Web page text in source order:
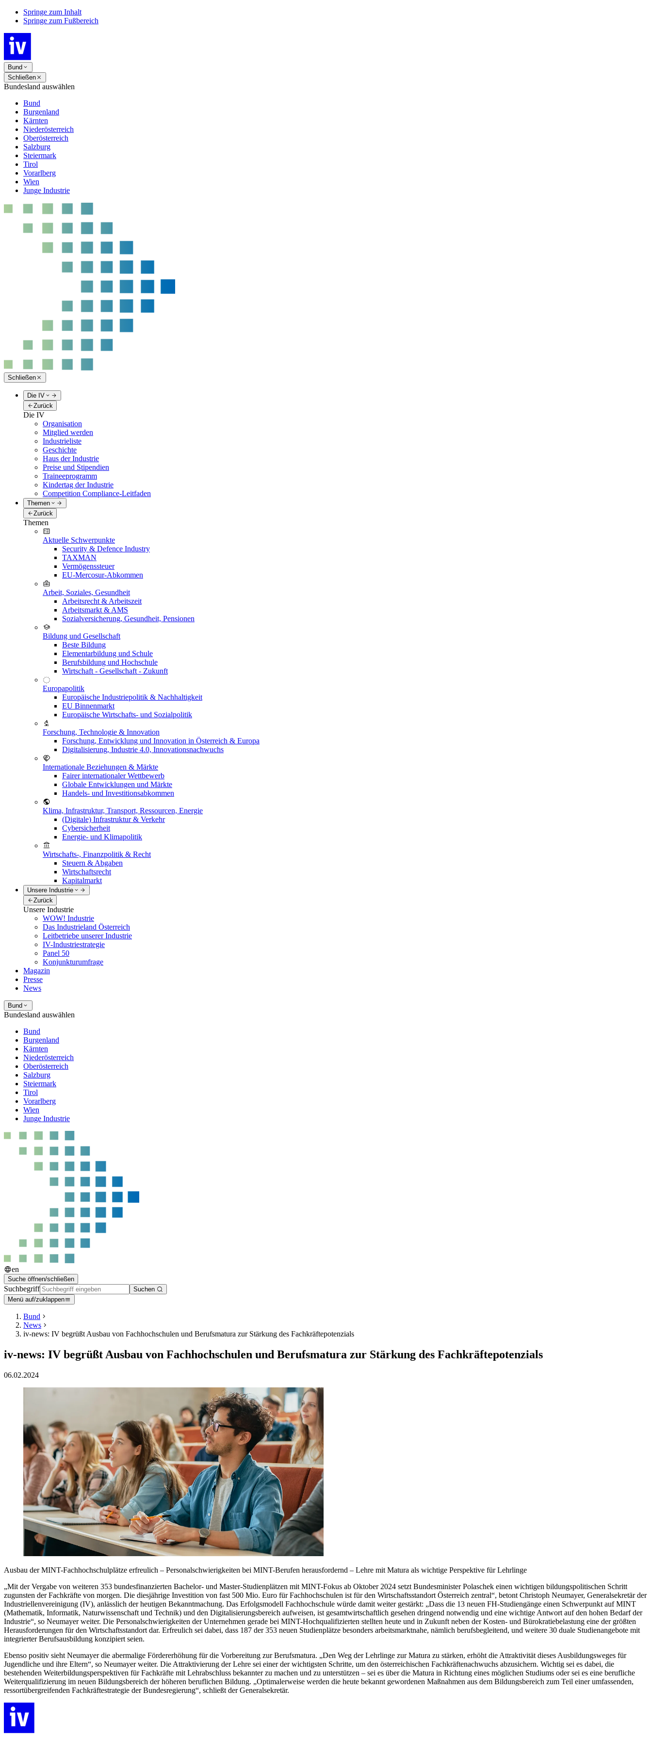
Springe zum Inhalt
Springe zum Fußbereich
Bund
Schließen
Bundesland auswählen
Bund
Burgenland
Kärnten
Niederösterreich
Oberösterreich
Salzburg
Steiermark
Tirol
Vorarlberg
Wien
Junge Industrie
Schließen
Die IV
Zurück
Die IV
Organisation
Mitglied werden
Industrieliste
Geschichte
Haus der Industrie
Preise und Stipendien
Traineeprogramm
Kindertag der Industrie
Competition Compliance-Leitfaden
Themen
Zurück
Themen
Aktuelle Schwerpunkte
Security & Defence Industry
TAXMAN
Vermögenssteuer
EU-Mercosur-Abkommen
Arbeit, Soziales, Gesundheit
Arbeitsrecht & Arbeitszeit
Arbeitsmarkt & AMS
Sozialversicherung, Gesundheit, Pensionen
Bildung und Gesellschaft
Beste Bildung
Elementarbildung und Schule
Berufsbildung und Hochschule
Wirtschaft - Gesellschaft - Zukunft
Europapolitik
Europäische Industriepolitik & Nachhaltigkeit
EU Binnenmarkt
Europäische Wirtschafts- und Sozialpolitik
Forschung, Technologie & Innovation
Forschung, Entwicklung und Innovation in Österreich & Europa
Digitalisierung, Industrie 4.0, Innovationsnachwuchs
Internationale Beziehungen & Märkte
Fairer internationaler Wettbewerb
Globale Entwicklungen und Märkte
Handels- und Investitionsabkommen
Klima, Infrastruktur, Transport, Ressourcen, Energie
(Digitale) Infrastruktur & Verkehr
Cybersicherheit
Energie- und Klimapolitik
Wirtschafts-, Finanzpolitik & Recht
Steuern & Abgaben
Wirtschaftsrecht
Kapitalmarkt
Unsere Industrie
Zurück
Unsere Industrie
WOW! Industrie
Das Industrieland Österreich
Leitbetriebe unserer Industrie
IV-Industriestrategie
Panel 50
Konjunkturumfrage
Magazin
Presse
News
Bund
Bundesland auswählen
Bund
Burgenland
Kärnten
Niederösterreich
Oberösterreich
Salzburg
Steiermark
Tirol
Vorarlberg
Wien
Junge Industrie
en
Suche öffnen/schließen
Suchbegriff
Suchen
Menü auf/zuklappen
Bund
News
iv-news: IV begrüßt Ausbau von Fachhochschulen und Berufsmatura zur Stärkung des Fachkräftepotenzials
iv-news: IV begrüßt Ausbau von Fachhochschulen und Berufsmatura zur Stärkung des Fachkräftepotenzials
06.02.2024
Ausbau der MINT-Fachhochschulplätze erfreulich – Personalschwierigkeiten bei MINT-Berufen herausfordernd – Lehre mit Matura als wichtige Perspektive für Lehrlinge
„Mit der Vergabe von weiteren 353 bundesfinanzierten Bachelor- und Master-Studienplätzen mit MINT-Fokus ab Oktober 2024 setzt Bundesminister Polaschek einen wichtigen bildungspolitischen Schritt
zugunsten der Fachkräfte von morgen. Die diesjährige Investition von fast 500 Mio. Euro für Fachhochschulen ist für den Wirtschaftsstandort Österreich zentral“, betont Christoph Neumayer, Generalsekretär der
Industriellenvereinigung (IV), anlässlich der heutigen Bekanntmachung. Das Erfolgsmodell Fachhochschule würde damit weiter gestärkt: „Dass die 13 neuen FH-Studiengänge einen Schwerpunkt auf MINT
(Mathematik, Informatik, Naturwissenschaft und Technik) und den Digitalisierungsbereich aufweisen, ist gesamtwirtschaftlich gesehen dringend notwendig und eine wichtige Antwort auf den hohen Bedarf der
Industrie“, so Neumayer weiter. Die Personalschwierigkeiten der Unternehmen gerade bei MINT-Hochqualifizierten stellten heute und in Zukunft neben der Kosten- und Bürokratiebelastung eine der größten
Herausforderungen für den Wirtschaftsstandort dar. Erfreulich sei dabei, dass 187 der 353 neuen Studienplätze besonders arbeitsmarktnahe, nämlich berufsbegleitend, und weitere 30 duale Studienangebote mit
integrierter Berufsausbildung konzipiert seien.
Ebenso positiv sieht Neumayer die abermalige Fördererhöhung für die Vorbereitung zur Berufsmatura. „Den Weg der Lehrlinge zur Matura zu stärken, erhöht die Attraktivität dieses Ausbildungsweges für
Jugendliche und ihre Eltern“, so Neumayer weiter. Die Attraktivierung der Lehre sei einer der wichtigsten Schritte, um den österreichischen Fachkräftenachwuchs abzusichern. Wichtig sei es dabei, die
bestehenden Weiterbildungsperspektiven für Fachkräfte mit Lehrabschluss bekannter zu machen und zu unterstützen – sei es über die Matura in Richtung eines möglichen Studiums oder sei es eine berufliche
Weiterqualifizierung im neuen Bildungsbereich der höheren beruflichen Bildung. „Optimalerweise werden die heute bekannt gewordenen Maßnahmen aus dem Bildungsbereich zum Teil einer umfassenden,
ressortübergreifenden Fachkräftestrategie der Bundesregierung“, schließt der Generalsekretär.